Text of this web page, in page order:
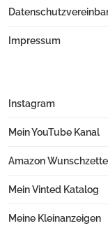
Impressum
Instagram
Mein YouTube Kanal
Amazon
Mein Vinted Katalog
Meine Kleinanzeigen